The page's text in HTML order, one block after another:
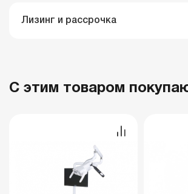
Лизинг и рассрочка
С этим товаром